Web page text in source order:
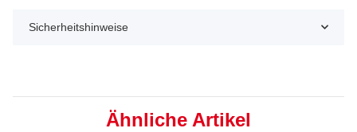
Sicherheitshinweise
Ähnliche Artikel